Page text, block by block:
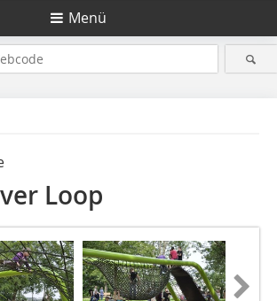
Menü
Loop